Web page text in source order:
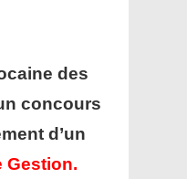
des
concours
d’un
Gestion.